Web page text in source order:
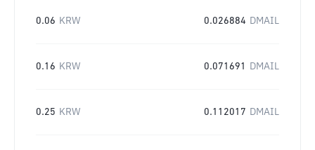
0.06 KRW 0.026884 DMAIL
0.16 KRW 0.071691 DMAIL
0.25 KRW 0.112017 DMAIL